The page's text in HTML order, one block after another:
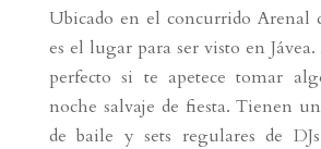
Ubicado en el concurrido Arenal
es el lugar para ser visto en
perfecto si te apetece tomar
noche salvaje de fiesta. Tienen
de baile y sets regulares de